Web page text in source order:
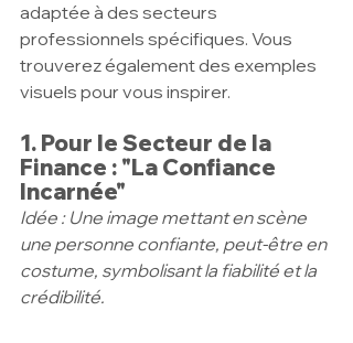
adaptée à des secteurs
professionnels spécifiques. Vous
trouverez également des exemples
visuels pour vous inspirer.
1. Pour le Secteur de la
Finance : "La Confiance
Incarnée"
Idée : Une image mettant en scène
une personne confiante, peut-être en
costume, symbolisant la fiabilité et la
crédibilité.